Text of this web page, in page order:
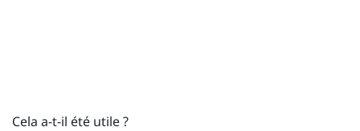
Cela a-t-il été utile ?